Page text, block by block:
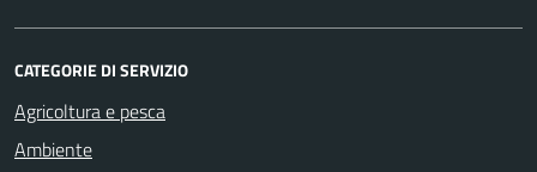
CATEGORIE DI SERVIZIO
Agricoltura e pesca
Ambiente